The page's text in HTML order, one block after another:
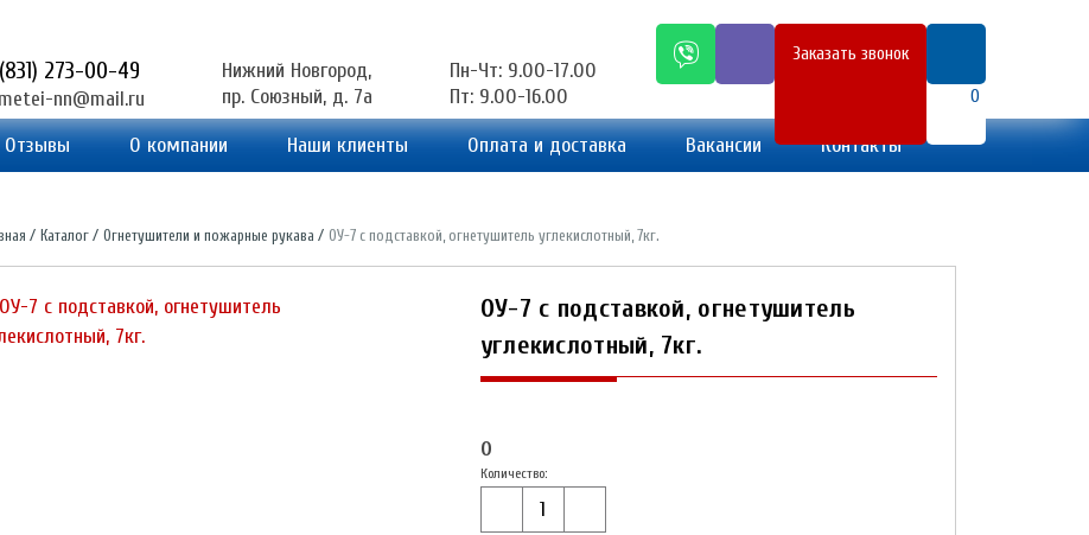
273-00-49
nn@mail.ru
Нижний Новгород,
пр. Союзный, д. 7а
Пн-Чт: 9.00-17.00
Пт: 9.00-16.00
Заказать звонок
0
Отзывы О компании Наши клиенты Оплата и доставка Вакансии Контакты
Каталог Огнетушители и пожарные рукава ОУ-7 с подставкой, огнетушитель углекислотный, 7кг.
ОУ-7 с подставкой, огнетушитель
углекислотный, 7кг.
0
Количество: